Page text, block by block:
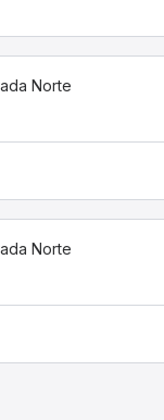
Norte
Norte